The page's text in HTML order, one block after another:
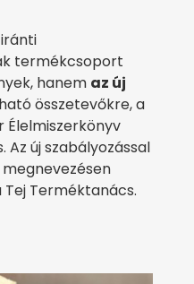
termékcsoport
hanem az új
összetevőkre, a
Élelmiszerkönyv
Az új szabályozással
Terméktanács.